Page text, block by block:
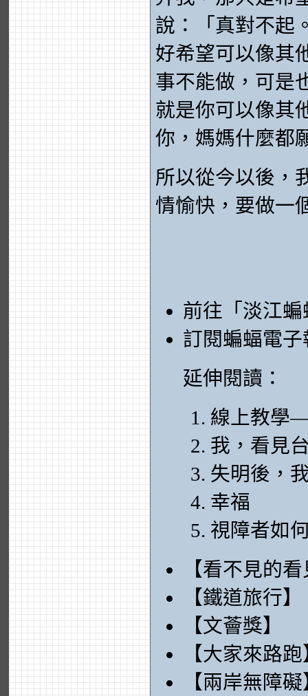
說：「真對不起
好希望可以像其
事不能做，可是
就是你可以像其
你，媽媽什麼都
所以從今以後，
情愉快，要做一
前往「淡江
訂閱蝙蝠電子
延伸閱讀：
線上教學
我，看見
失明後，
幸福
視障者如
【看不見的
【鐵道旅行】
【文薈獎】
【大家來路
【兩岸無障